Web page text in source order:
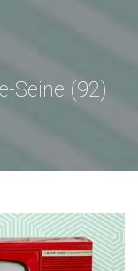
Seine (92)